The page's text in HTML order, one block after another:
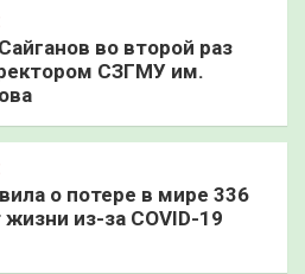
во второй раз
СЗГМУ им.
о потере в мире 336
из-за COVID-19